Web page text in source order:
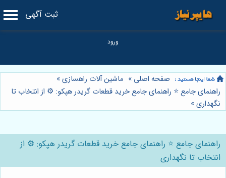
ثبت آگهی
صفحه اصلی » ماشین آلات راهسازی»
راهنمای جامع ⭐️ راهنمای جامع خرید قطعات گریدر هپکو: ⚙️ از انتخاب تا
نگهداری»
راهنمای جامع ⭐️ راهنمای جامع خرید قطعات گریدر هپکو: ⚙️ از
انتخاب تا نگهداری